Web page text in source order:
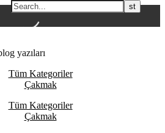
yazıları
Tüm Kategoriler
Çakmak
Tüm Kategoriler
Çakmak